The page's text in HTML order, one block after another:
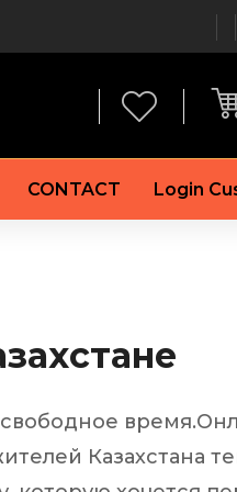
frein
de frein
CONTACT Login
Казахстана